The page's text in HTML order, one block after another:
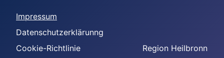
Impressum
Datenschutzerklärunng
Cookie-Richtlinie
Region Heilbronn